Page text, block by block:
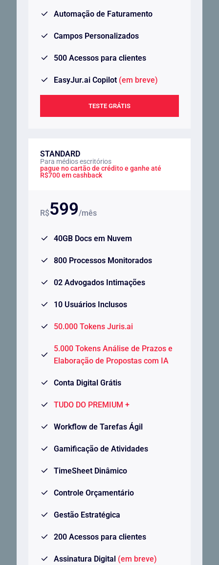
Automação de Faturamento
Campos Personalizados
500 Acessos para clientes
EasyJur.ai Copilot (em breve)
TESTE GRÁTIS
STANDARD
Para médios escritórios
pague no cartão de crédito e ganhe até
R$700 em cashback
R$599/mês
40GB Docs em Nuvem
800 Processos Monitorados
02 Advogados Intimações
10 Usuários Inclusos
50.000 Tokens Juris.ai
5.000 Tokens Análise de Prazos e
Elaboração de Propostas com IA
Conta Digital Grátis
TUDO DO PREMIUM +
Workflow de Tarefas Ágil
Gamificação de Atividades
TimeSheet Dinâmico
Controle Orçamentário
Gestão Estratégica
200 Acessos para clientes
Assinatura Digital (em breve)